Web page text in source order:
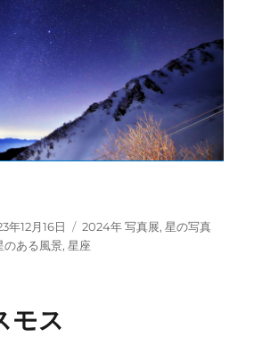
年12月16日
カ
テ
2024年 写真展,星の写真
のある風景,星座
モス